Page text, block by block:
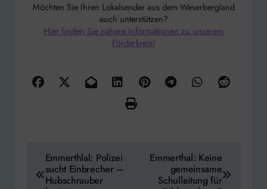
Möchten Sie Ihren Lokalsender aus dem Weserbergland
auch unterstützen?
Hier finden Sie nähere Informationen zu unserem
Förderkreis!
Beitragsnavigation
Emmerthlal: Polizei
sucht Einbrecher –
Hubschrauber
Emmerthal: Keine
gemeinsame
Schulleitung für